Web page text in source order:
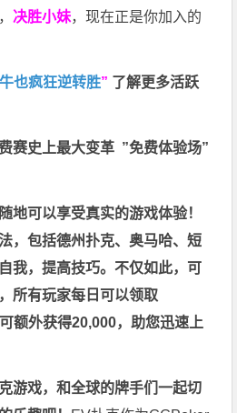
， 决胜小妹，现在正是你加入的
也疯狂逆转胜” 了解更多活跃
赛史上最大变革 ”免费体验场”
地可以享受真实的游戏体验！
，包括德州扑克、奥马哈、短
我，提高技巧。不仅如此， 可
所有玩家每日可以领取
额外获得20,000，助您迅速上
游戏，和全球的牌手们一起切